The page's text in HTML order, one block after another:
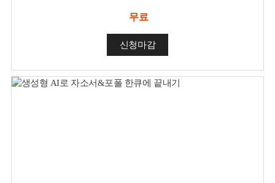
무료
신청마감